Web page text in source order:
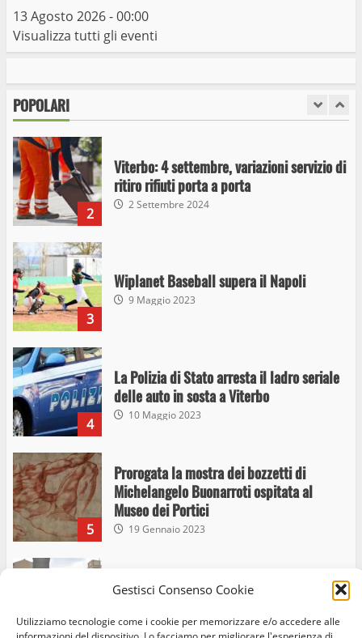
Gestisci Consenso Cookie
Utilizziamo tecnologie come i cookie per memorizzare e/o accedere alle
13 Agosto 2026 - 00:00
Visualizza tutti gli eventi
POPOLARI
I Carabinieri arrestano due giovani per
stupefacenti
2
Viterbo: 4 settembre, variazioni servizio di
ritiro rifiuti porta a porta
2 Settembre 2024
3
Wiplanet Baseball supera il Napoli
9 Maggio 2023
4
La Polizia di Stato arresta il ladro seriale
delle auto in sosta a Viterbo
10 Maggio 2023
5
Prorogata la mostra dei bozzetti di
Michelangelo Buonarroti ospitata al
Museo dei Portici
19 Gennaio 2023
Trasporto pubblico locale, trasferimento
capolinea al terminal Riello dal 15 al 17
giugno
15 Giugno 2023